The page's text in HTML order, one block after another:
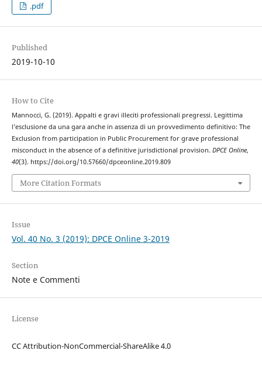
.pdf
Published
2019-10-10
How to Cite
Mannocci, G. (2019). Appalti e gravi illeciti professionali pregressi. Legittima
l’esclusione da una gara anche in assenza di un provvedimento definitivo: The
Exclusion from participation in Public Procurement for grave professional
misconduct in the absence of a definitive jurisdictional provision. DPCE Online,
40(3). https://doi.org/10.57660/dpceonline.2019.809
More Citation Formats
Issue
Vol. 40 No. 3 (2019): DPCE Online 3-2019
Section
Note e Commenti
License
CC Attribution-NonCommercial-ShareAlike 4.0